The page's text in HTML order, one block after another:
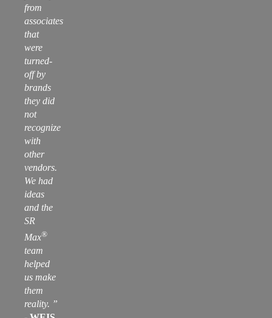
from
associates
that
were
turned-
off by
brands
they did
not
recognize
with
other
vendors.
We had
ideas
and the
SR
Max®
team
helped
us make
them
reality. ”